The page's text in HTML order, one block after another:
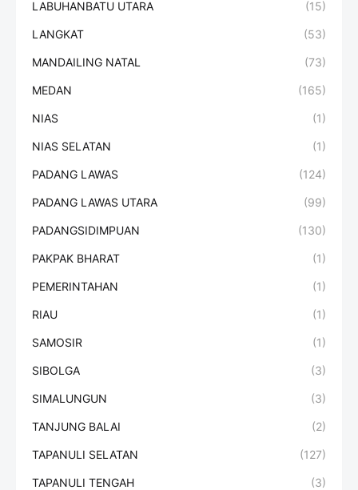
LABUHANBATU UTARA (15)
LANGKAT (53)
MANDAILING NATAL (73)
MEDAN (165)
NIAS (1)
NIAS SELATAN (1)
PADANG LAWAS (124)
PADANG LAWAS UTARA (99)
PADANGSIDIMPUAN (130)
PAKPAK BHARAT (1)
PEMERINTAHAN (1)
RIAU (1)
SAMOSIR (1)
SIBOLGA (3)
SIMALUNGUN (3)
TANJUNG BALAI (2)
TAPANULI SELATAN (127)
TAPANULI TENGAH (3)